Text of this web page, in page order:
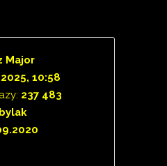
Major
10:58
237 483